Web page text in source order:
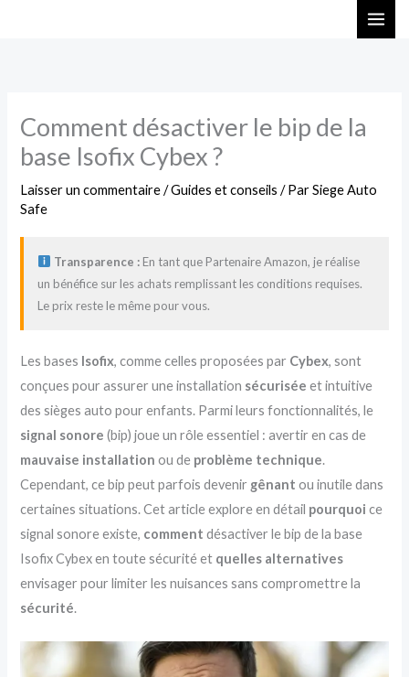
Comment désactiver le bip de la
base Isofix Cybex ?
Laisser un commentaire /Guides et conseils / ParSiege Auto
Safe
Transparence : En tant que Partenaire Amazon, je réalise
un bénéfice sur les achats remplissant les conditions requises.
Le prix reste le même pour vous.
Les bases Isofix, comme celles proposées par Cybex, sont
conçues pour assurer une installation sécurisée et intuitive
des sièges auto pour enfants. Parmi leurs fonctionnalités, le
signal sonore (bip) joue un rôle essentiel : avertir en cas de
mauvaise installation ou de problème technique.
Cependant, ce bip peut parfois devenir gênant ou inutile dans
certaines situations. Cet article explore en détail pourquoi ce
signal sonore existe, comment désactiver le bip de la base
Isofix Cybex en toute sécurité et quelles alternatives
envisager pour limiter les nuisances sans compromettre la
sécurité.